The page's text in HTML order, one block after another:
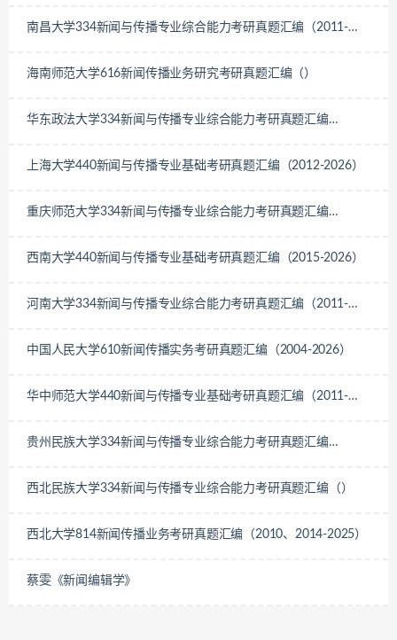
南昌大学334新闻与传播专业综合能力考研真题汇编（2011-
海南师范大学616新闻传播业务研究考研真题汇编（）
华东政法大学334新闻与传播专业综合能力考研真题汇编
上海大学440新闻与传播专业基础考研真题汇编（2012-2026）
重庆师范大学334新闻与传播专业综合能力考研真题汇编
西南大学440新闻与传播专业基础考研真题汇编（2015-2026）
河南大学334新闻与传播专业综合能力考研真题汇编（2011-
中国人民大学610新闻传播实务考研真题汇编（2004-2026）
华中师范大学440新闻与传播专业基础考研真题汇编（2011-
贵州民族大学334新闻与传播专业综合能力考研真题汇编
西北民族大学334新闻与传播专业综合能力考研真题汇编（）
西北大学814新闻传播业务考研真题汇编（2010、2014-2025）
蔡雯《新闻编辑学》